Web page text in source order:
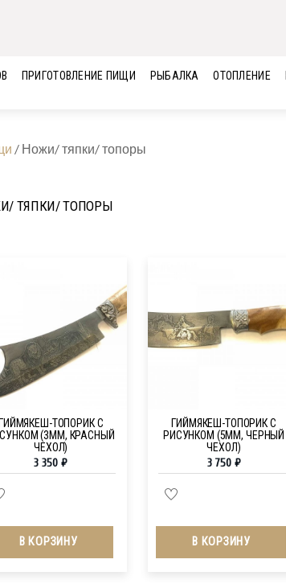
ПРИГОТОВЛЕНИЕ ПИЩИ РЫБАЛКА ОТОПЛЕНИЕ
/ Ножи/ тяпки/ топоры
ТЯПКИ/ ТОПОРЫ
ТОПОРИК С
(3ММ, КРАСНЫЙ
ЧЕХОЛ)
3 350₽
В КОРЗИНУ
ГИЙМЯКЕШ-ТОПОРИК С
РИСУНКОМ (5ММ, ЧЕРНЫЙ
ЧЕХОЛ)
3 750 ₽
В КОРЗИНУ